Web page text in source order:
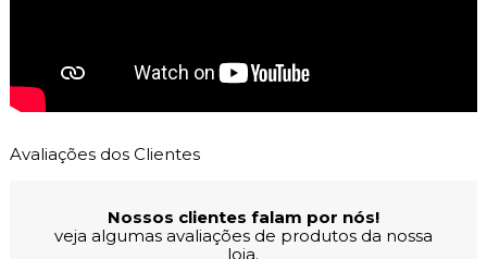
Avaliações dos Clientes
Nossos clientes falam por nós!
veja algumas avaliações de produtos da nossa
loja.